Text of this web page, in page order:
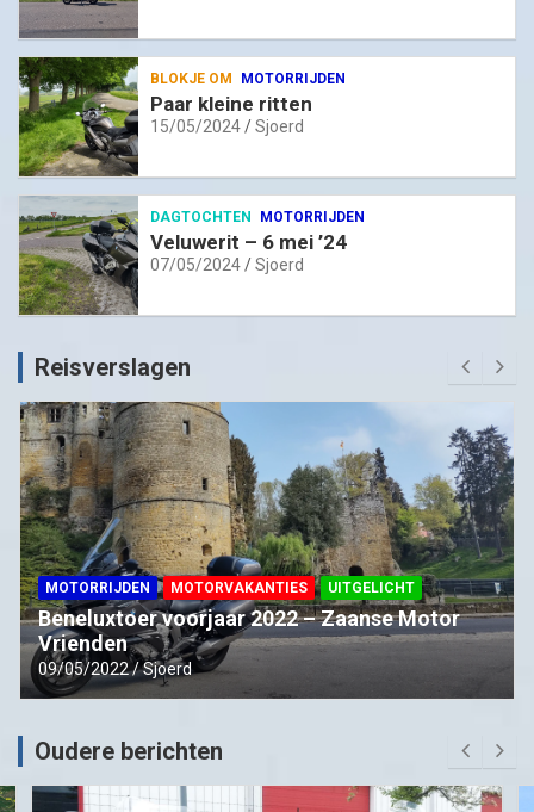
BLOKJE OM MOTORRIJDEN
Paar kleine ritten
15/05/2024 Sjoerd
DAGTOCHTEN MOTORRIJDEN
Veluwerit – 6 mei ’24
07/05/2024 Sjoerd
Reisverslagen
MOTORRIJDEN MOTORVAKANTIES UITGELICHT
Beneluxtoer voorjaar 2022 – Zaanse Motor
Vrienden
09/05/2022 Sjoerd
Oudere berichten